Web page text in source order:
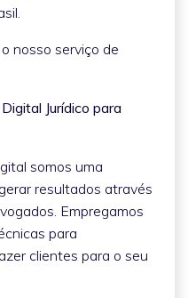
nosso serviço de
Jurídico para
somos uma
resultados através
Empregamos
para
clientes para o seu